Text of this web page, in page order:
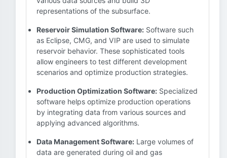
representations of the subsurface.
Reservoir Simulation Software: Software such
as Eclipse, CMG, and VIP are used to simulate
reservoir behavior. These sophisticated tools
allow engineers to test different development
scenarios and optimize production strategies.
Production Optimization Software: Specialized
software helps optimize production operations
by integrating data from various sources and
applying advanced algorithms.
Data Management Software: Large volumes of
data are generated during oil and gas